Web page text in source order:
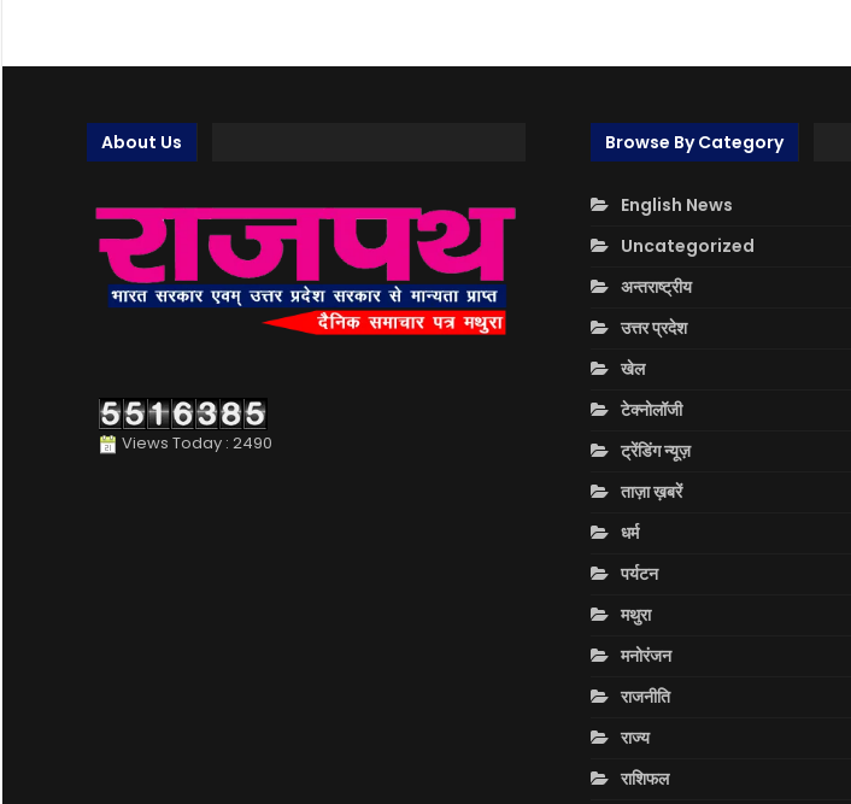
About Us
Views Today : 2490
Browse By Category
English News
Uncategorized
अन्तराष्ट्रीय
उत्तर प्रदेश
खेल
टेक्नोलॉजी
ट्रेंडिंग न्यूज़
ताज़ा ख़बरें
धर्म
पर्यटन
मथुरा
मनोरंजन
राजनीति
राज्य
राशिफल